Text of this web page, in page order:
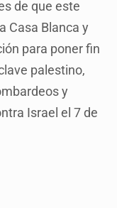
de que este
Casa Blanca y
para poner fin
palestino,
y
Israel el 7 de